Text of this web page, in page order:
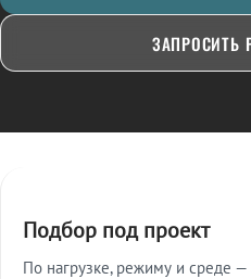
ЗАПРОСИТЬ
Подбор под проект
По нагрузке, режиму и среде